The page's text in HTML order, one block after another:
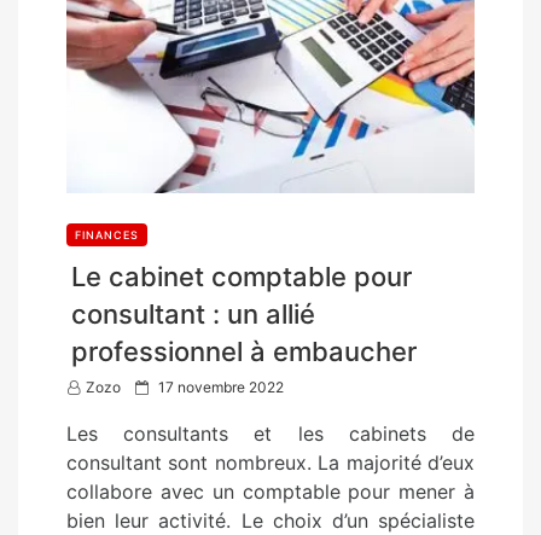
FINANCES
Le cabinet comptable pour
consultant : un allié
professionnel à embaucher
Zozo
P
s
t
e
17 novembre 2022
Les consultants et les cabinets de
consultant sont nombreux. La majorité d’eux
collabore avec un comptable pour mener à
bien leur activité. Le choix d’un spécialiste